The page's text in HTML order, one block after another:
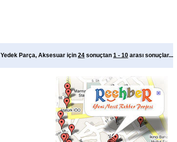
Parça, Aksesuar için 24 sonuçtan 1 - 10 arası sonuçlar...